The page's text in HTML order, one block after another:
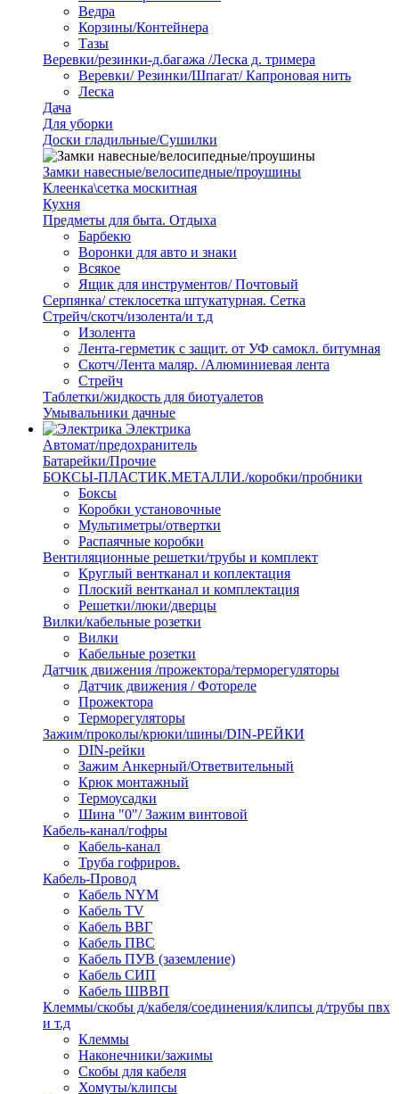
Ведра
Корзины/Контейнера
Тазы
Веревки/резинки-д.багажа /Леска д. тримера
Веревки/ Резинки/Шпагат/ Капроновая нить
Леска
Дача
Для уборки
Доски гладильные/Сушилки
Замки навесные/велосипедные/проушины
Клеенка\сетка москитная
Кухня
Предметы для быта. Отдыха
Барбекю
Воронки для авто и знаки
Всякое
Ящик для инструментов/ Почтовый
Серпянка/ стеклосетка штукатурная. Сетка
Стрейч/скотч/изолента/и т.д
Изолента
Лента-герметик с защит. от УФ самокл. битумная
Скотч/Лента маляр. /Алюминиевая лента
Стрейч
Таблетки/жидкость для биотуалетов
Умывальники дачные
Электрика
Автомат/предохранитель
Батарейки/Прочие
БОКСЫ-ПЛАСТИК.МЕТАЛЛИ./коробки/пробники
Боксы
Коробки установочные
Мультиметры/отвертки
Распаячные коробки
Вентиляционные решетки/трубы и комплект
Круглый вентканал и коплектация
Плоский вентканал и комплектация
Решетки/люки/дверцы
Вилки/кабельные розетки
Вилки
Кабельные розетки
Датчик движения /прожектора/терморегуляторы
Датчик движения / Фотореле
Прожектора
Терморегуляторы
Зажим/проколы/крюки/шины/DIN-РЕЙКИ
DIN-рейки
Зажим Анкерный/Ответвительный
Крюк монтажный
Термоусадки
Шина "0"/ Зажим винтовой
Кабель-канал/гофры
Кабель-канал
Труба гофриров.
Кабель-Провод
Кабель NYM
Кабель TV
Кабель ВВГ
Кабель ПВС
Кабель ПУВ (заземление)
Кабель СИП
Кабель ШВВП
Клеммы/скобы д/кабеля/соединения/клипсы д/трубы пвх
и т.д
Клеммы
Наконечники/зажимы
Скобы для кабеля
Хомуты/клипсы